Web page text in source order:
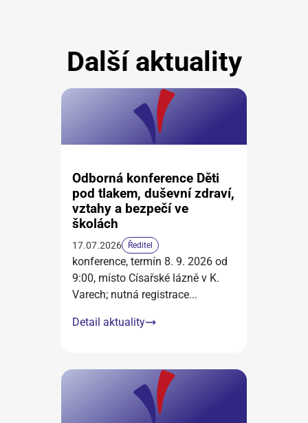
Další aktuality
Odborná konference Děti
pod tlakem, duševní zdraví,
vztahy a bezpečí ve
školách
17.07.2026 Ředitel
konference, termín 8. 9. 2026 od
9:00, místo Císařské lázně v K.
Varech; nutná registrace...
Detail aktuality